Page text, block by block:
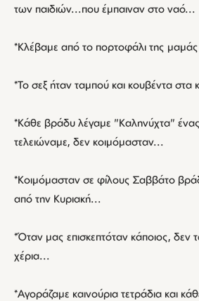
των παιδιών...που έμπαιναν στο ναό...
*Κλέβαμε από το πορτοφάλι της μαμάς
*Το σεξ ήταν ταμπού και κουβέντα
*Κάθε βράδυ λέγαμε "Καληνύχτα"
τελειώναμε, δεν κοιμόμασταν...
*Κοιμόμασταν σε φίλους Σαββάτο
από την Κυριακή...
*Όταν μας επισκεπτόταν κάποιος, δεν
χέρια...
*Αγοράζαμε καινούρια τετράδια και